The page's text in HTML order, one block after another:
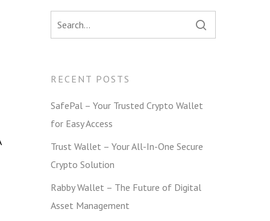
RECENT POSTS
SafePal – Your Trusted Crypto Wallet
for Easy Access
Trust Wallet – Your All-In-One Secure
Crypto Solution
Rabby Wallet – The Future of Digital
Asset Management